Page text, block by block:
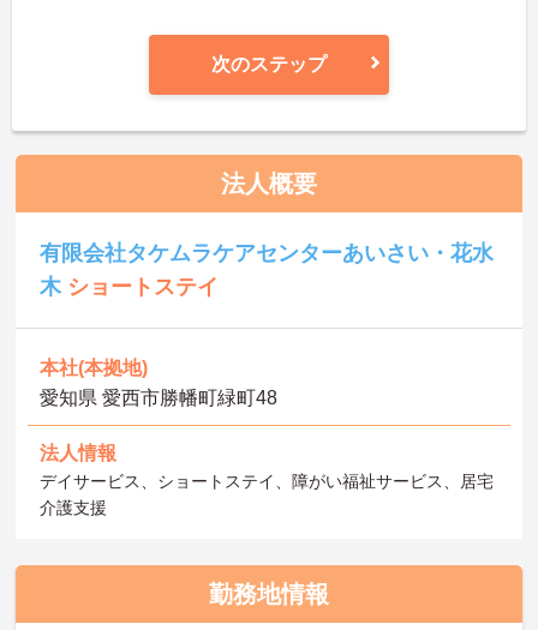
次のステップ
法人概要
有限会社タケムラケアセンターあいさい・花水
木 ショートステイ
本社(本拠地)
愛知県 愛西市勝幡町緑町48
法人情報
デイサービス、ショートステイ、障がい福祉サービス、居宅
介護支援
勤務地情報